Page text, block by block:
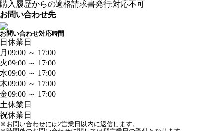
購入履歴からの適格請求書発行:対応不可
お問い合わせ先
お問い合わせ対応時間
日 休業日
月 09:00 ～ 17:00
火09:00 ～ 17:00
水09:00 ～ 17:00
木09:00 ～ 17:00
金09:00 ～ 17:00
土休業日
祝休業日
※お問い合わせには2営業日以内に返信します。